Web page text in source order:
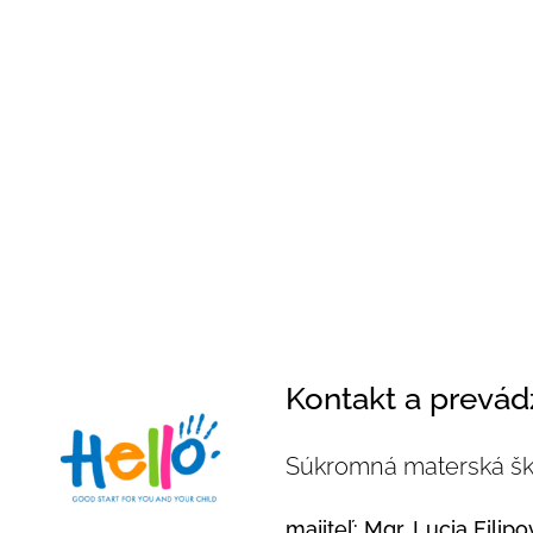
Kontakt a
Súkromná materská